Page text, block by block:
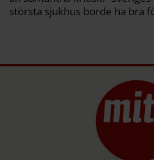
största sjukhus borde ha bra